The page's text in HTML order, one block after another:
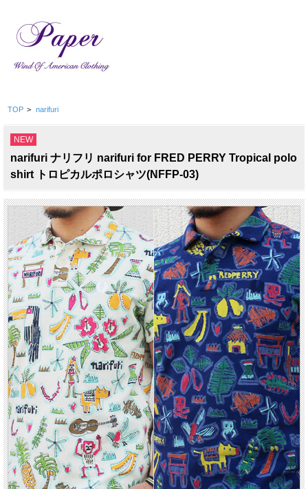
TOP > narifuri
NEW
narifuri ナリフリ narifuri for FRED PERRY Tropical polo
shirt トロピカルポロシャツ(NFFP-03)